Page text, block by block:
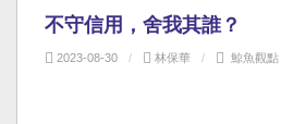
不守信用，舍我其誰？
2023-08-30 林保華 鯨魚觀點